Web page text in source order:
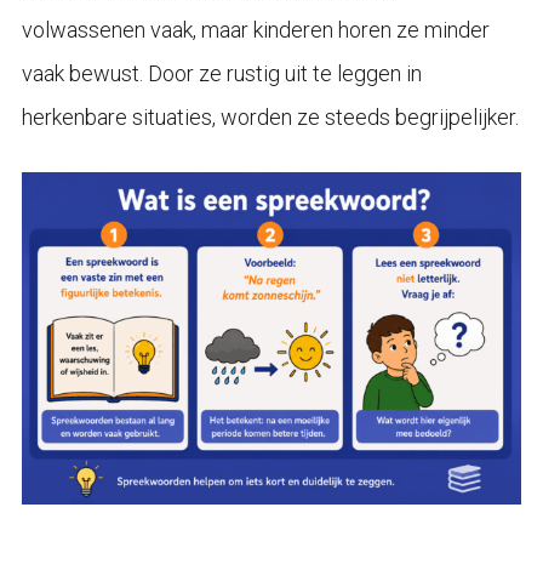
volwassenen vaak, maar kinderen horen ze minder
vaak bewust. Door ze rustig uit te leggen in
herkenbare situaties, worden ze steeds begrijpelijker.